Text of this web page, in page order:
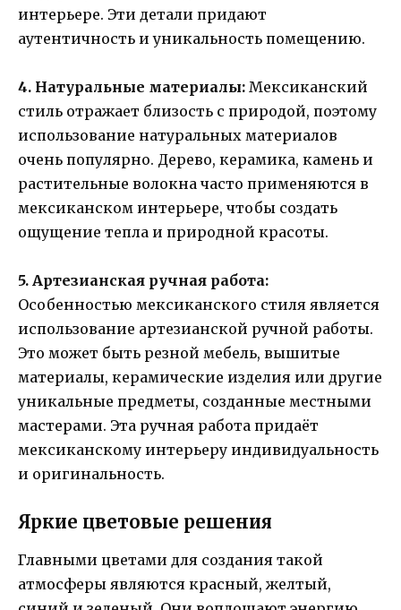
интерьере. Эти детали придают
аутентичность и уникальность помещению.
4. Натуральные материалы: Мексиканский
стиль отражает близость с природой, поэтому
использование натуральных материалов
очень популярно. Дерево, керамика, камень и
растительные волокна часто применяются в
мексиканском интерьере, чтобы создать
ощущение тепла и природной красоты.
5. Артезианская ручная работа:
Особенностью мексиканского стиля является
использование артезианской ручной работы.
Это может быть резной мебель, вышитые
материалы, керамические изделия или другие
уникальные предметы, созданные местными
мастерами. Эта ручная работа придаёт
мексиканскому интерьеру индивидуальность
и оригинальность.
Яркие цветовые решения
Главными цветами для создания такой
атмосферы являются красный, желтый,